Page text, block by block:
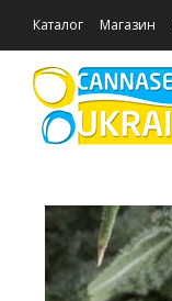
Каталог Магазин